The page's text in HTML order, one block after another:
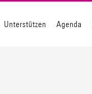
Unterstützen Agenda